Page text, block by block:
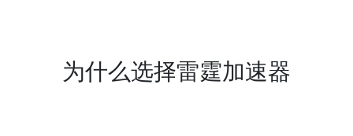
为什么选择雷霆加速器